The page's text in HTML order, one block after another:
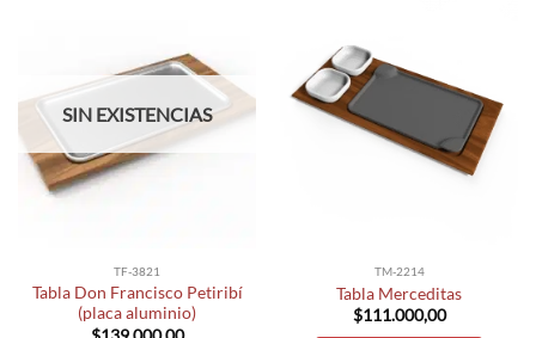
SIN EXISTENCIAS
TF-3821
Tabla Don Francisco Petiribí
(placa aluminio)
TM-2214
Tabla Merceditas
$111.000,00